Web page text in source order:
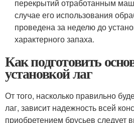
перекрытий отработанным
случае его использования
проведена за неделю до
характерного запаха.
Как подготовить
установкой лаг
От того, насколько правильно
лаг, зависит надежность всей
приобретением брусьев следует